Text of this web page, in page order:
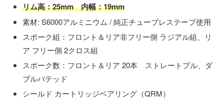
リム高：25mm 内幅：19mm
素材: S6000アルミニウム / 純正チューブレステープ使用
スポーク組：フロント＆リア非フリー側 ラジアル組、リ
ア フリー側 2クロス組
スポーク数：フロント＆リア 20本 ストレートプル、ダ
ブルバテッド
シールド カートリッジベアリング（QRM）